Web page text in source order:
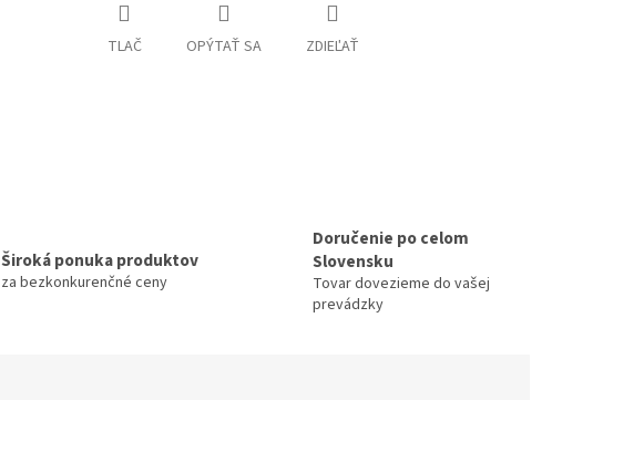
TLAČ OPÝTAŤ SA ZDIEĽAŤ
Široká ponuka produktov
za bezkonkurenčné ceny
Doručenie po celom
Slovensku
Tovar dovezieme do vašej
prevádzky